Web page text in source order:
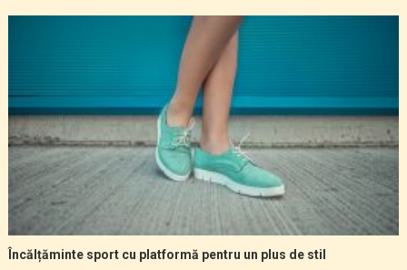
Încălțăminte sport cu platformă pentru un plus de stil